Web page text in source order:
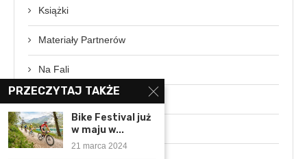
Książki
Materiały Partnerów
Na Fali
Patronaty Medialne
PRZECZYTAJ TAKŻE
Bike Festival już
w maju w...
21 marca 2024